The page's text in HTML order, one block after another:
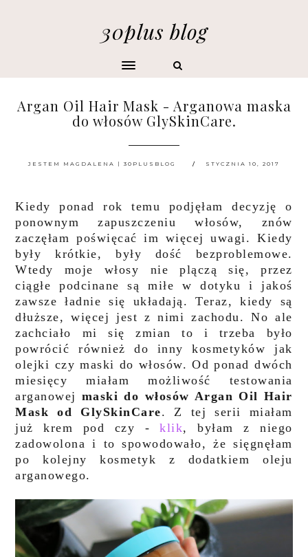
30plus blog
Argan Oil Hair Mask - Arganowa maska
do włosów GlySkinCare.
JESTEM MAGDALENA | 30PLUSBLOG STYCZNIA 10, 2017
Kiedy ponad rok temu podjęłam decyzję o
ponownym zapuszczeniu włosów, znów
zaczęłam poświęcać im więcej uwagi. Kiedy
były krótkie, były dość bezproblemowe.
Wtedy moje włosy nie plączą się, przez
ciągłe podcinane są miłe w dotyku i jakoś
zawsze ładnie się układają. Teraz, kiedy są
dłuższe, więcej jest z nimi zachodu. No ale
zachciało mi się zmian to i trzeba było
powrócić również do inny kosmetyków jak
olejki czy maski do włosów. Od ponad dwóch
miesięcy miałam możliwość testowania
arganowej maski do włosów Argan Oil Hair
Mask od GlySkinCare. Z tej serii miałam
już krem pod czy -klik, byłam z niego
zadowolona i to spowodowało, że sięgnęłam
po kolejny kosmetyk z dodatkiem oleju
arganowego.